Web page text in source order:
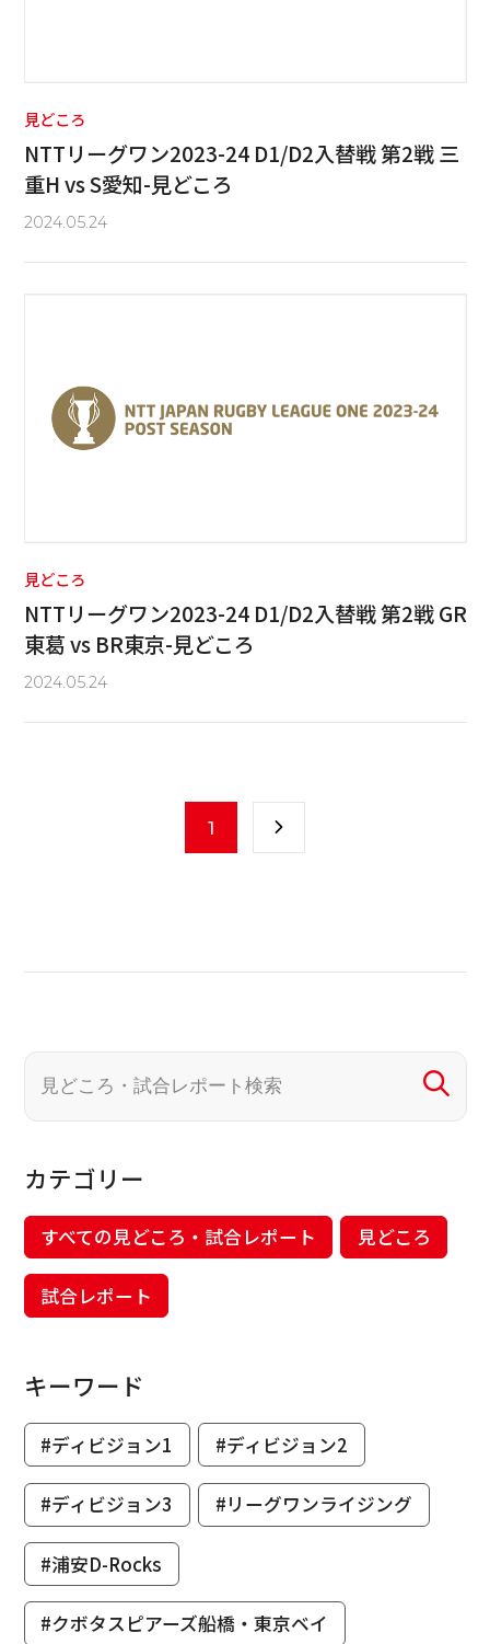
見どころ
NTTリーグワン2023-24 D1/D2入替戦 第2戦 三
重H vs S愛知-見どころ
2024.05.24
見どころ
NTTリーグワン2023-24 D1/D2入替戦 第2戦 GR
東葛 vs BR東京-見どころ
2024.05.24
1
カテゴリー
すべての見どころ・試合レポート 見どころ
試合レポート
キーワード
#ディビジョン1 #ディビジョン2
#ディビジョン3 #リーグワンライジング
#浦安D-Rocks
#クボタスピアーズ船橋・東京ベイ